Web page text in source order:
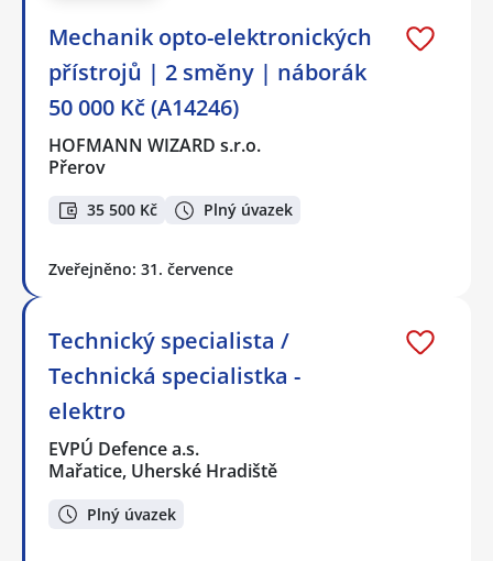
Mechanik opto-elektronických
přístrojů | 2 směny | náborák
50 000 Kč (A14246)
HOFMANN WIZARD s.r.o.
Přerov
35 500 Kč Plný úvazek
Zveřejněno: 31. července
Technický specialista /
Technická specialistka -
elektro
EVPÚ Defence a.s.
Mařatice, Uherské Hradiště
Plný úvazek